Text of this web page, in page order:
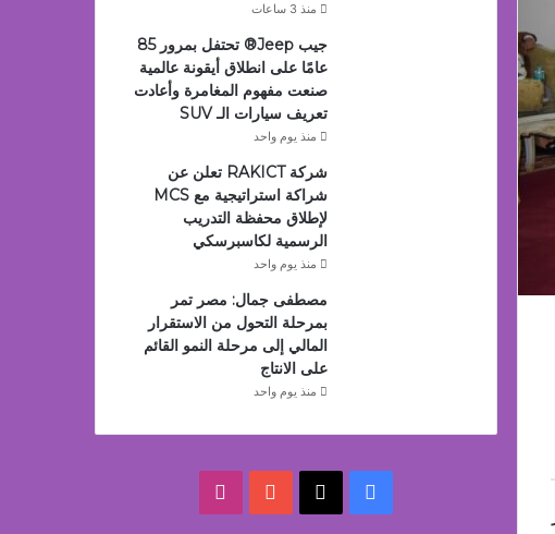
منذ 3 ساعات
جيب Jeep®️ تحتفل بمرور 85
عامًا على انطلاق أيقونة عالمية
صنعت مفهوم المغامرة وأعادت
تعريف سيارات الـ SUV
منذ يوم واحد
شركة RAKICT تعلن عن
شراكة استراتيجية مع MCS
لإطلاق محفظة التدريب
الرسمية لكاسبرسكي
منذ يوم واحد
مصطفى جمال: مصر تمر
بمرحلة التحول من الاستقرار
المالي إلى مرحلة النمو القائم
على الانتاج
منذ يوم واحد
فيسبوك
‫X
‫YouTubeانستقرام